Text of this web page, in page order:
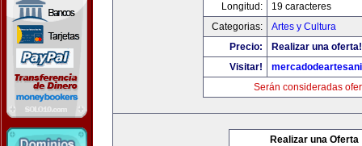
Longitud:
19 caracteres
Categorias:
Artes y Cultura
Precio:
Realizar una oferta!
Visitar!
Serán consideradas
Realizar una Oferta